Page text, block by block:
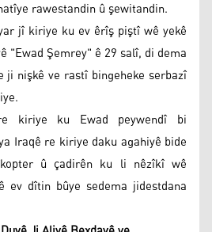
rawestandin û şewitandin.
jî kiriye ku ev êrîş piştî wê yekê
"Ewad Şemrey" ê 29 salî, di dema
ji nişkê ve rastî bingeheke serbazî
kiriye ku Ewad peywendî bi
Iraqê re kiriye daku agahiyê bide
û çadirên ku li nêzîkî wê
ev dîtin bûye sedema jidestdana